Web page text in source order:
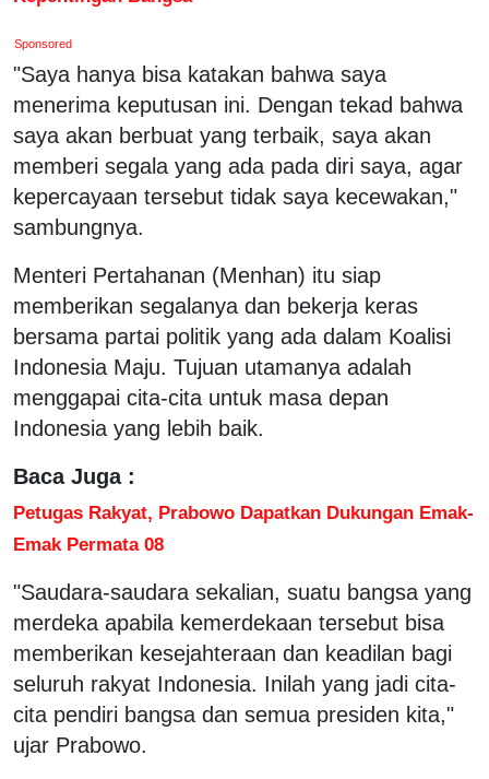
Sponsored
"Saya hanya bisa katakan bahwa saya
menerima keputusan ini. Dengan tekad bahwa
saya akan berbuat yang terbaik, saya akan
memberi segala yang ada pada diri saya, agar
kepercayaan tersebut tidak saya kecewakan,"
sambungnya.
Menteri Pertahanan (Menhan) itu siap
memberikan segalanya dan bekerja keras
bersama partai politik yang ada dalam Koalisi
Indonesia Maju. Tujuan utamanya adalah
menggapai cita-cita untuk masa depan
Indonesia yang lebih baik.
Baca Juga :
Petugas Rakyat, Prabowo Dapatkan Dukungan Emak-
Emak Permata 08
"Saudara-saudara sekalian, suatu bangsa yang
merdeka apabila kemerdekaan tersebut bisa
memberikan kesejahteraan dan keadilan bagi
seluruh rakyat Indonesia. Inilah yang jadi cita-
cita pendiri bangsa dan semua presiden kita,"
ujar Prabowo.